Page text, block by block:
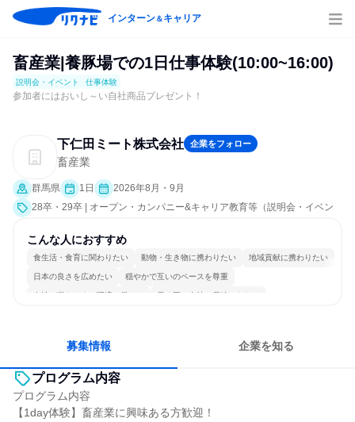
インターン＆キャリア
畜産業|養豚場での1日仕事体験(10:00~16:00)
説明会・イベント 仕事体験
参加者にはおいし～い自社商品プレゼント！
下仁田ミート株式会社 企業をフォロー
畜産業
群馬県 1日
2026年8月・9月
28卒・29卒 | オープン・カンパニー&キャリア教育等（説明会・イベン
体験）
こんな人におすすめ
食生活・食育に関わりたい 動物・生き物に携わりたい 地域貢献に携わりたい
日本の良さを広めたい 穏やかで互いのペースを尊重
女性が働きやすい環境で働ける 長く同じ会社に居続けられる
募集情報 企業を知る
プログラム内容
プログラム内容
【1day体験】畜産業に興味ある方歓迎！